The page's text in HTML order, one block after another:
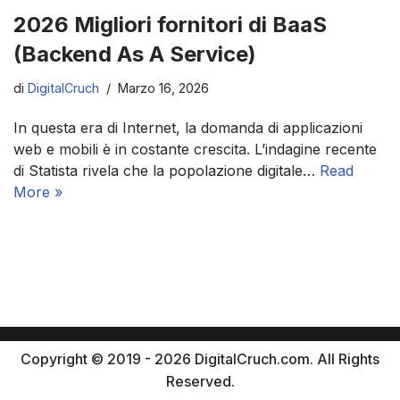
2026 Migliori fornitori di BaaS
(Backend As A Service)
di DigitalCruch Marzo 16, 2026
In questa era di Internet, la domanda di applicazioni
web e mobili è in costante crescita. L’indagine recente
di Statista rivela che la popolazione digitale… Read
More »
Copyright © 2019 - 2026 DigitalCruch.com. All Rights
Reserved.